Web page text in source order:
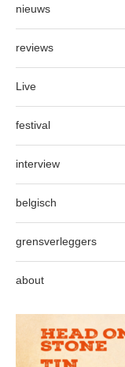
nieuws
reviews
Live
festival
interview
belgisch
grensverleggers
about